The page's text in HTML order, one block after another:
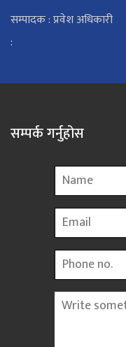
सम्पादक : प्रवेश अधिकारी
:
सम्पर्क गर्नुहोस
Name
Email
Phone
Message